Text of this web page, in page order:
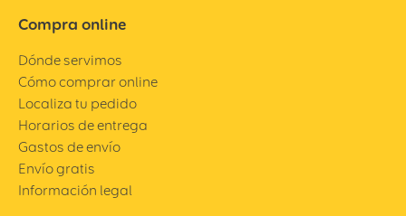
Compra online
Dónde servimos
Cómo comprar online
Localiza tu pedido
Horarios de entrega
Gastos de envío
Envío gratis
Información legal